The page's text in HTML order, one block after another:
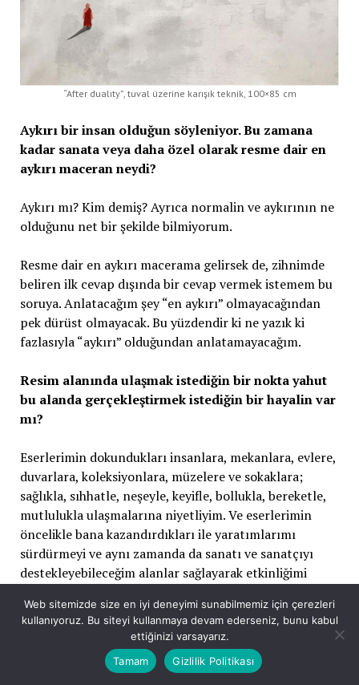
“After dualıty”, tuval üzerine karışık teknik, 100×85 cm
Aykırı bir insan olduğun söyleniyor. Bu zamana
kadar sanata veya daha özel olarak resme dair en
aykırı maceran neydi?
Aykırı mı? Kim demiş? Ayrıca normalin ve aykırının ne
olduğunu net bir şekilde bilmiyorum.
Resme dair en aykırı macerama gelirsek de, zihnimde
beliren ilk cevap dışında bir cevap vermek istemem bu
soruya. Anlatacağım şey “en aykırı” olmayacağından
pek dürüst olmayacak. Bu yüzdendir ki ne yazık ki
fazlasıyla “aykırı” olduğundan anlatamayacağım.
Resim alanında ulaşmak istediğin bir nokta yahut
bu alanda gerçekleştirmek istediğin bir hayalin var
mı?
Eserlerimin dokundukları insanlara, mekanlara, evlere,
duvarlara, koleksiyonlara, müzelere ve sokaklara;
sağlıkla, sıhhatle, neşeyle, keyifle, bollukla, bereketle,
mutlulukla ulaşmalarına niyetliyim. Ve eserlerimin
öncelikle bana kazandırdıkları ile yaratımlarımı
sürdürmeyi ve aynı zamanda da sanatı ve sanatçıyı
destekleyebileceğim alanlar sağlayarak etkinliğimi
Bir de, resimlerimin sonsuzlukta parlayan parçalarım
olarak beni yansıttıkları bir ölümsüzlük fikri ve
yaşarken de resimlerimin getirisi olan güzelliklerle
Web sitemizde size en iyi deneyimi sunabilmemiz için çerezleri
kullanıyoruz. Bu siteyi kullanmaya devam ederseniz, bunu kabul
ettiğinizi varsayarız.
Tamam
Gizlilik Politikası